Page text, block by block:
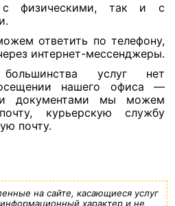
физическими, так и с
ответить по телефону,
интернет-мессенджеры.
услуг нет
нашего офиса —
документами мы можем
курьерскую службу
почту.
на сайте, касающиеся услуг
характер и не